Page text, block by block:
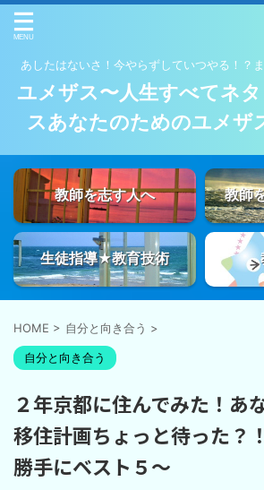
あしたはないさ！今やらずしていつやる！？
ユメザス〜人生すべてネ
スあなたのためのユメザ
教師を志す人へ 教師
生徒指導★教育技術
HOME > 自分と向き合う >
自分と向き合う
２年京都に住んでみた！あ
移住計画ちょっと待った？
勝手にベスト５～